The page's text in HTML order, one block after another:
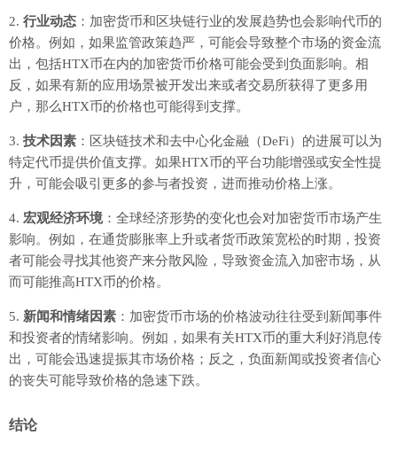
2. 行业动态 ：加密货币和区块链行业的发展趋势也会影响代币的
价格。例如，如果监管政策趋严，可能会导致整个市场的资金流
出，包括HTX币在内的加密货币价格可能会受到负面影响。相
反，如果有新的应用场景被开发出来或者交易所获得了更多用
户，那么HTX币的价格也可能得到支撑。
3. 技术因素 ：区块链技术和去中心化金融（DeFi）的进展可以为
特定代币提供价值支撑。如果HTX币的平台功能增强或安全性提
升，可能会吸引更多的参与者投资，进而推动价格上涨。
4. 宏观经济环境：全球经济形势的变化也会对加密货币市场产生
影响。例如，在通货膨胀率上升或者货币政策宽松的时期，投资
者可能会寻找其他资产来分散风险，导致资金流入加密市场，从
而可能推高HTX币的价格。
5. 新闻和情绪因素 ：加密货币市场的价格波动往往受到新闻事件
和投资者的情绪影响。例如，如果有关HTX币的重大利好消息传
出，可能会迅速提振其市场价格；反之，负面新闻或投资者信心
的丧失可能导致价格的急速下跌。
结论